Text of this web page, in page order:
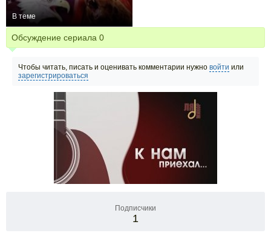
В теме
Обсуждение сериала 0
Чтобы читать, писать и оценивать комментарии нужно войти или
зарегистрироваться
Подписчики
1